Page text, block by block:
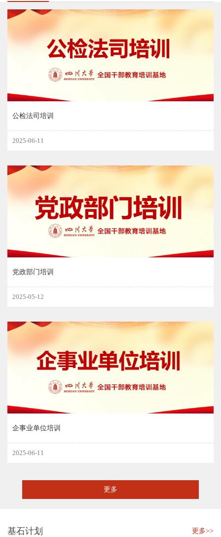
公检法司培训
2025-06-11
党政部门培训
2025-05-12
企事业单位培训
2025-06-11
更多
基石计划 更多>>